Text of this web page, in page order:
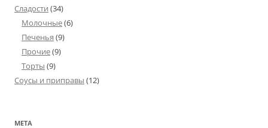
Сладости (34)
Молочные(6)
Печенья (9)
Прочие(9)
Торты (9)
Соусы и приправы (12)
МЕТА